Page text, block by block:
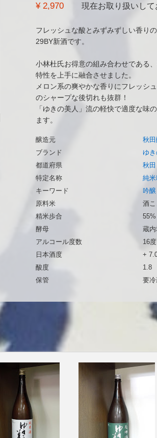
¥ 2,970 現在お取り扱いして
フレッシュな酸とみずみずしい香り
29BY新酒です。
小林杜氏お得意の組み合わせである
特性を上手に融合させました。
メロン系の爽やかな香りにフレッシ
のシャープな後切れも抜群！
「ゆきの美人」流の軽快で適度な味
ます。
醸造元
秋
ブランド
ゆ
都道府県
秋田
特定名称
純
キーワード
吟醸
原料米
酒
精米歩合
55%
酵母
蔵
アルコール度数
16度
日本酒度
+
酸度
1.8
保管
要